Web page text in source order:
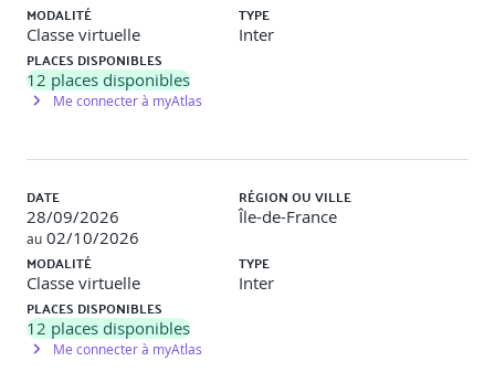
Les espaces de noms et l’organisation du code
Les compilations séparée et conditionnelle
environnement de développement et prendre en main la
syntaxe de base du C++ (opérateurs, types, tests, etc.).
Description
: Réalisation du programme celcius.cpp qui
demande la saisie au clavier d'une température en degrés
Fahrenheit, puis calcule et affiche la température
correspondante en degrés Celsius en interdisant les valeurs
hors plage.Création d’une expression lambda pour détection
d’un palindrome.
MODALITÉ
Classe virtuelle
TYPE
Inter
PLACES DISPONIBLES
12 places disponibles
Me connecter à myAtlas
DATE
28/09/2026
au 02/10/2026
RÉGION OU VILLE
Île-de-France
MODALITÉ
Classe virtuelle
TYPE
Inter
PLACES DISPONIBLES
12 places disponibles
Me connecter à myAtlas